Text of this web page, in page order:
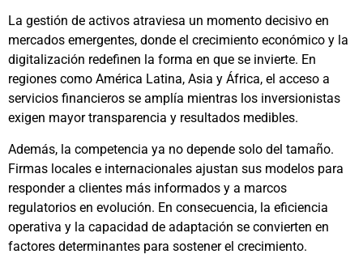
La gestión de activos atraviesa un momento decisivo en
mercados emergentes, donde el crecimiento económico y la
digitalización redefinen la forma en que se invierte. En
regiones como América Latina, Asia y África, el acceso a
servicios financieros se amplía mientras los inversionistas
exigen mayor transparencia y resultados medibles.
Además, la competencia ya no depende solo del tamaño.
Firmas locales e internacionales ajustan sus modelos para
responder a clientes más informados y a marcos
regulatorios en evolución. En consecuencia, la eficiencia
operativa y la capacidad de adaptación se convierten en
factores determinantes para sostener el crecimiento.